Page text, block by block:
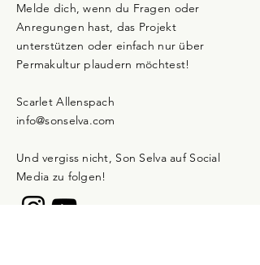
Gender: Unisex
Features: Metal fastener, 6
panel design
Melde dich, wenn du Fragen oder
Anregungen hast, das Projekt
unterstützen oder einfach nur über
Permakultur plaudern möchtest!
Scarlet Allenspach
info@sonselva.com
Und vergiss nicht, Son Selva auf Social
Media zu folgen!